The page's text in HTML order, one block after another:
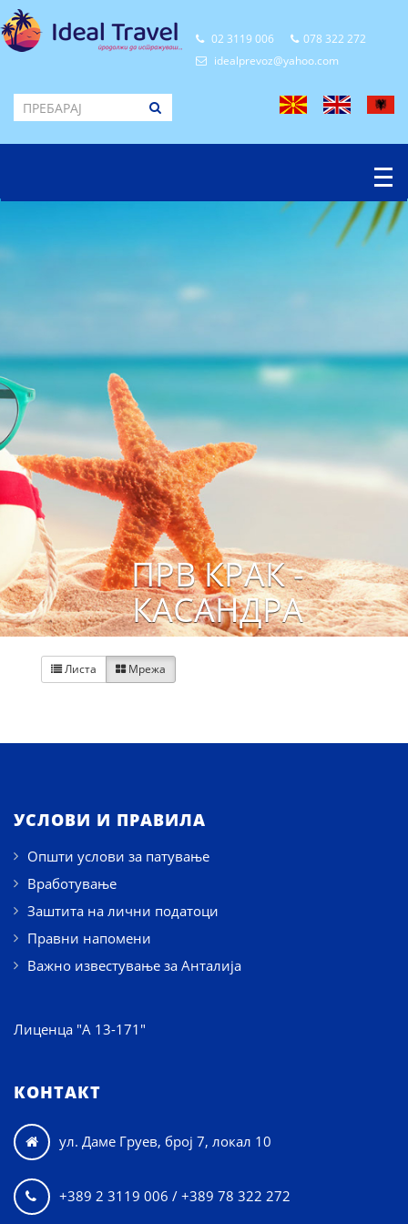
02 3119 006
078 322 272
idealprevoz@yahoo.com
ПРВ КРАК -
КАСАНДРА
Листа Мрежа
УСЛОВИ И ПРАВИЛА
Општи услови за патување
Вработување
Заштита на лични податоци
Правни напомени
Важно известување за Анталија
Лиценца "А 13-171"
КОНТАКТ
 ул. Даме Груев, број 7, локал 10
 +389 2 3119 006 / +389 78 322 272